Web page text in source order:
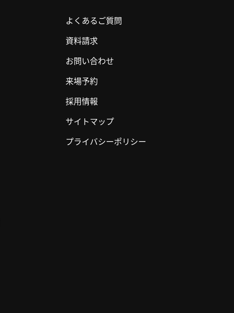
よくあるご質問
資料請求
お問い合わせ
来場予約
採用情報
サイトマップ
プライバシーポリシー